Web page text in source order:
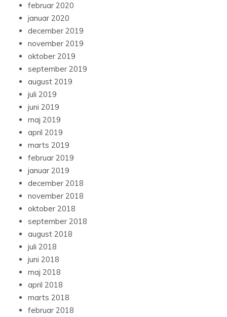
februar 2020
januar 2020
december 2019
november 2019
oktober 2019
september 2019
august 2019
juli 2019
juni 2019
maj 2019
april 2019
marts 2019
februar 2019
januar 2019
december 2018
november 2018
oktober 2018
september 2018
august 2018
juli 2018
juni 2018
maj 2018
april 2018
marts 2018
februar 2018